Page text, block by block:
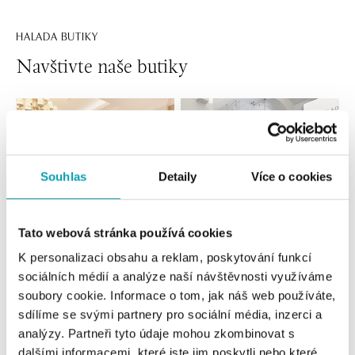
Souhlas Detaily Více o cookies
Tato webová stránka používá cookies
K personalizaci obsahu a reklam, poskytování funkcí
sociálních médií a analýze naší návštěvnosti využíváme
soubory cookie. Informace o tom, jak náš web používáte,
sdílíme se svými partnery pro sociální média, inzerci a
analýzy. Partneři tyto údaje mohou zkombinovat s
HALADA BUTIKY
Navštivte naše butiky
Všechny Česko Slovensko
HALADA Pařížská, Praha
Pařížská 7, 110 00 Praha 1
tel.: +420724986111